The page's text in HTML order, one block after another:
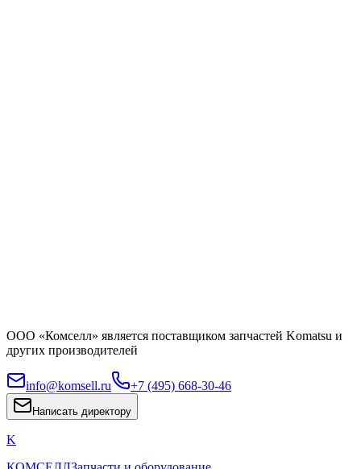
ООО «Комселл» является поставщиком запчастей Komatsu и
других производителей
info@komsell.ru +7 (495) 668-30-46
Написать директору
K